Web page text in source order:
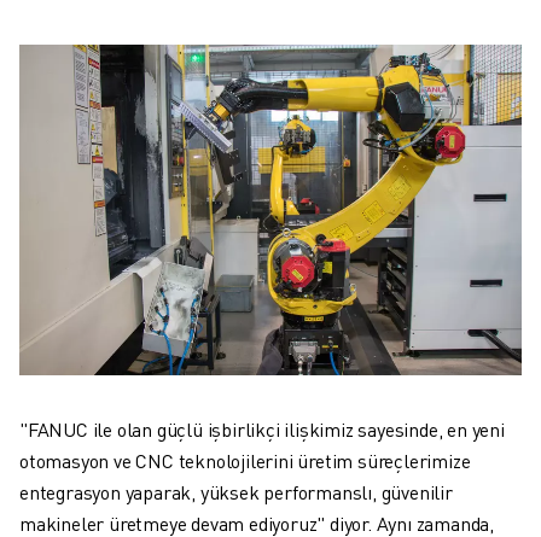
"FANUC ile olan güçlü işbirlikçi ilişkimiz sayesinde, en yeni
otomasyon ve CNC teknolojilerini üretim süreçlerimize
entegrasyon yaparak, yüksek performanslı, güvenilir
makineler üretmeye devam ediyoruz" diyor. Aynı zamanda,